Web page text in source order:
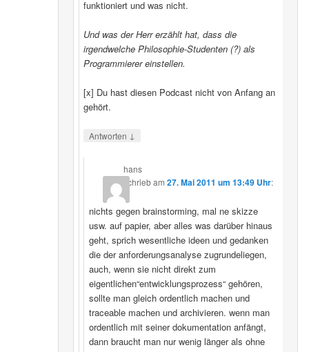
funktioniert und was nicht.
Und was der Herr erzählt hat, dass die
irgendwelche Philosophie-Studenten (?) als
Programmierer einstellen.
[x] Du hast diesen Podcast nicht von Anfang an
gehört.
Antworten ↓
hans
schriebam 27. Mai 2011 um 13:49 Uhr:
nichts gegen brainstorming, mal ne skizze
usw. auf papier, aber alles was darüber hinaus
geht, sprich wesentliche ideen und gedanken
die der anforderungsanalyse zugrundeliegen,
auch, wenn sie nicht direkt zum
eigentlichen“entwicklungsprozess“ gehören,
sollte man gleich ordentlich machen und
traceable machen und archivieren. wenn man
ordentlich mit seiner dokumentation anfängt,
dann braucht man nur wenig länger als ohne